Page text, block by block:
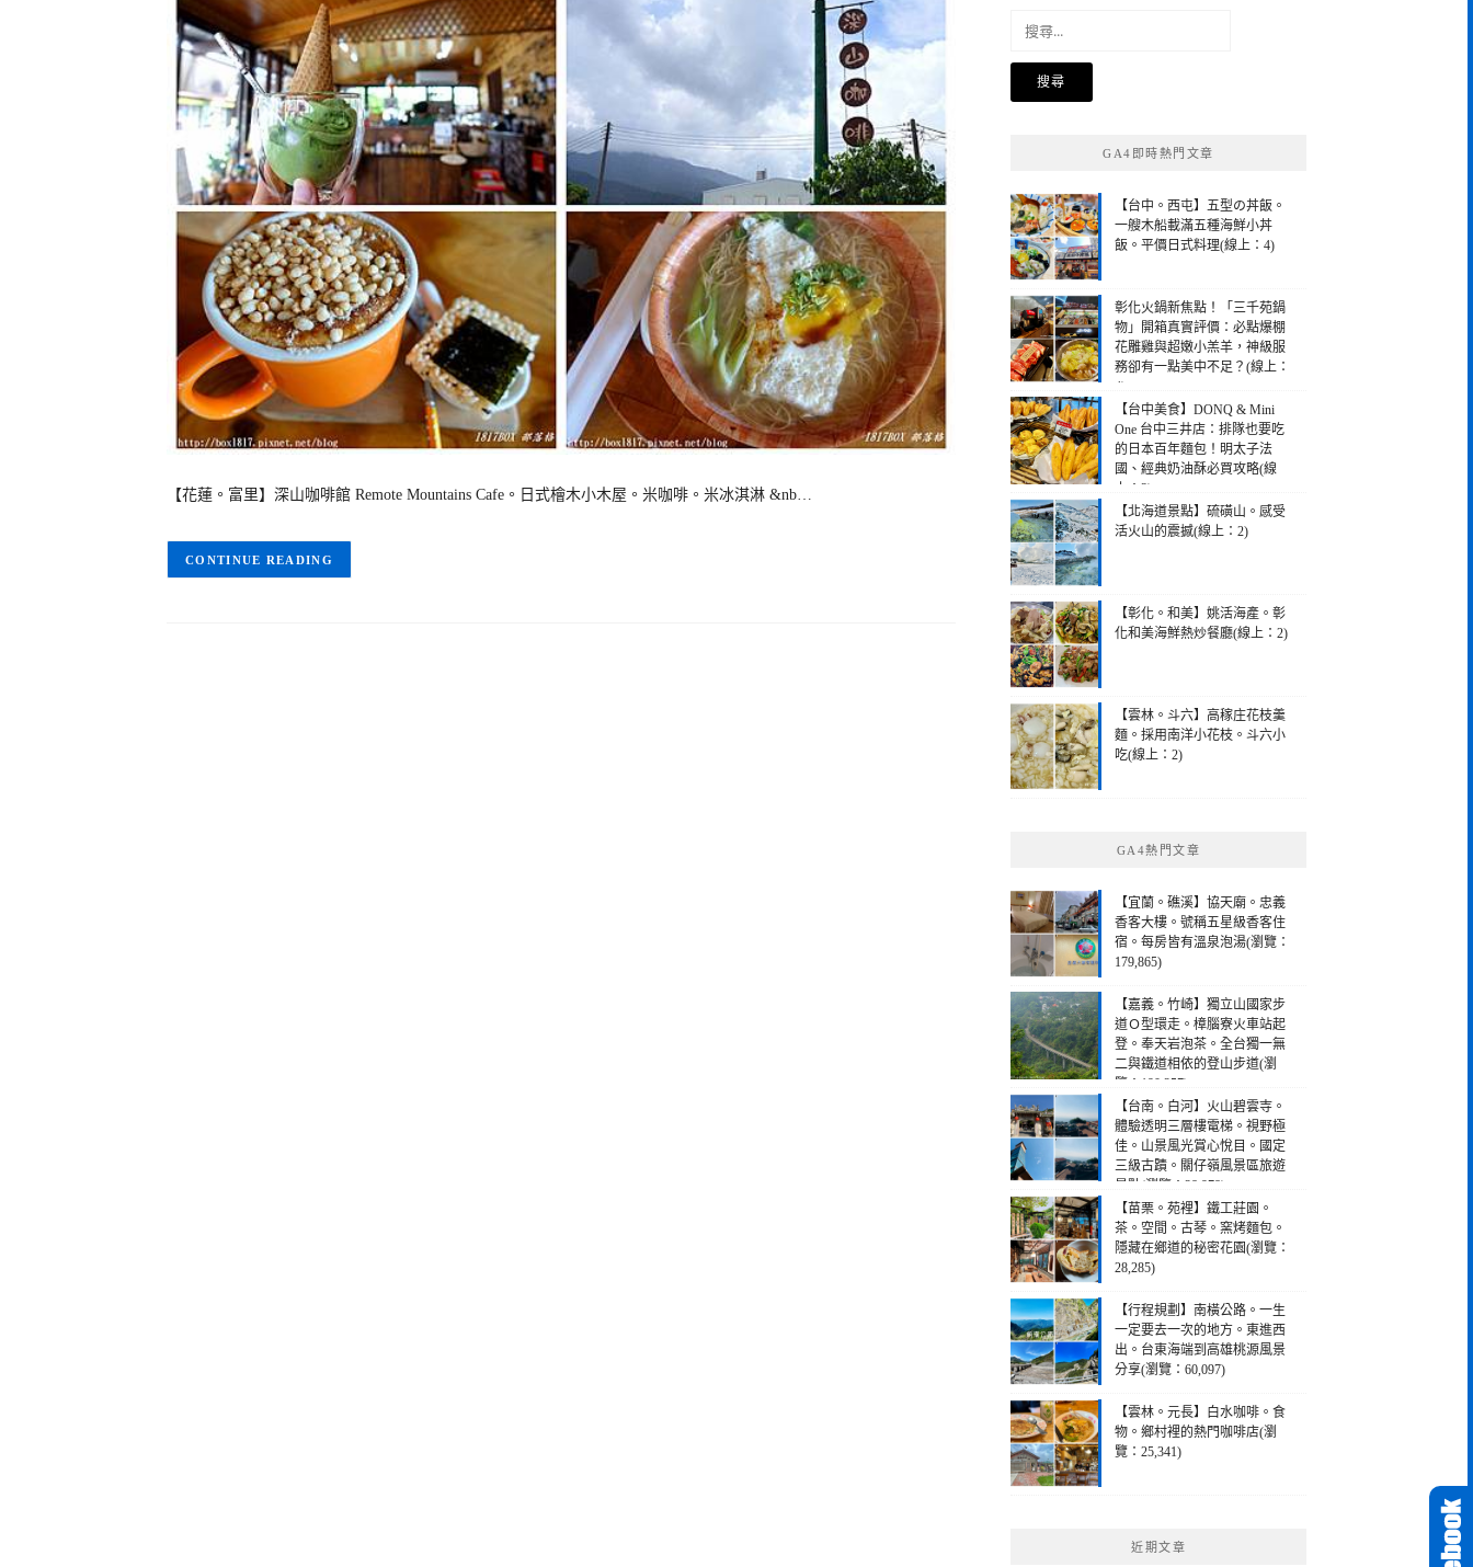
【花蓮。富里】深山咖啡館 Remote Mountains Cafe。日式檜木小木屋。米咖啡。米冰淇淋 &nb…
CONTINUE READING
鍵
GA4即時熱門文章
【台中。西屯】五型の丼飯。
一艘木船載滿五種海鮮小丼
飯。平價日式料理(線上：4)
彰化火鍋新焦點！「三千苑鍋
物」開箱真實評價：必點爆棚
花雕雞與超嫩小羔羊，神級服
務卻有一點美中不足？(線上：
4)
【台中美食】DONQ & Mini
One 台中三井店：排隊也要吃
的日本百年麵包！明太子法
國、經典奶油酥必買攻略(線
上：3)
【北海道景點】硫磺山。感受
活火山的震撼(線上：2)
【彰化。和美】姚活海產。彰
化和美海鮮熱炒餐廳(線上：2)
【雲林。斗六】高稼庄花枝羹
麵。採用南洋小花枝。斗六小
吃(線上：2)
GA4熱門文章
【宜蘭。礁溪】協天廟。忠義
香客大樓。號稱五星級香客住
宿。每房皆有溫泉泡湯(瀏覽：
179,865)
【嘉義。竹崎】獨立山國家步
道Ｏ型環走。樟腦寮火車站起
登。奉天岩泡茶。全台獨一無
二與鐵道相依的登山步道(瀏
覽：190,257)
【台南。白河】火山碧雲寺。
體驗透明三層樓電梯。視野極
佳。山景風光賞心悅目。國定
三級古蹟。關仔嶺風景區旅遊
景點(瀏覽：28,978)
【苗栗。苑裡】鐵工莊園。
茶。空間。古琴。窯烤麵包。
隱藏在鄉道的秘密花園(瀏覽：
28,285)
【行程規劃】南橫公路。一生
一定要去一次的地方。東進西
出。台東海端到高雄桃源風景
分享(瀏覽：60,097)
【雲林。元長】白水咖啡。食
物。鄉村裡的熱門咖啡店(瀏
覽：25,341)
近期文章